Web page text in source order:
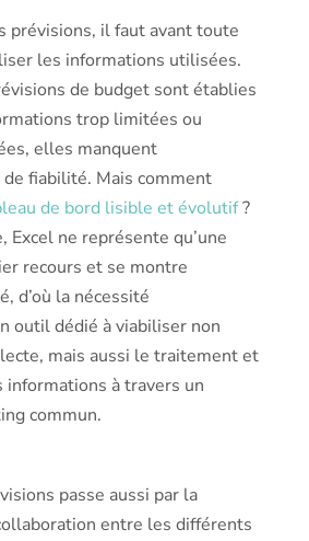
prévisions, il faut avant toute
les informations utilisées.
de budget sont établies
trop limitées ou
elles manquent
fiabilité. Mais comment
de bord lisible et évolutif?
Excel ne représente qu’une
recours et se montre
d’où la nécessité
outil dédié à viabiliser non
mais aussi le traitement et
à travers un
commun.
passe aussi par la
entre les différents